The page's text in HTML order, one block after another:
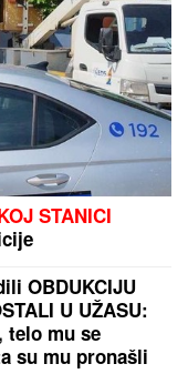
STANICI
OBDUKCIJU
U UŽASU:
telo mu se
su mu pronašli